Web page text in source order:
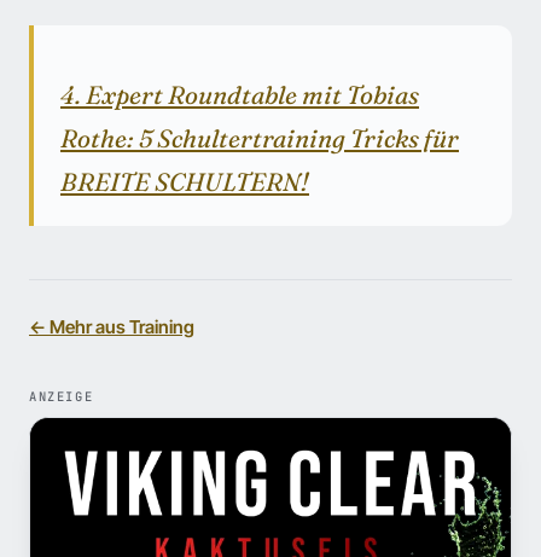
4. Expert Roundtable mit Tobias
Rothe: 5 Schultertraining Tricks für
BREITE SCHULTERN!
← Mehr aus Training
ANZEIGE